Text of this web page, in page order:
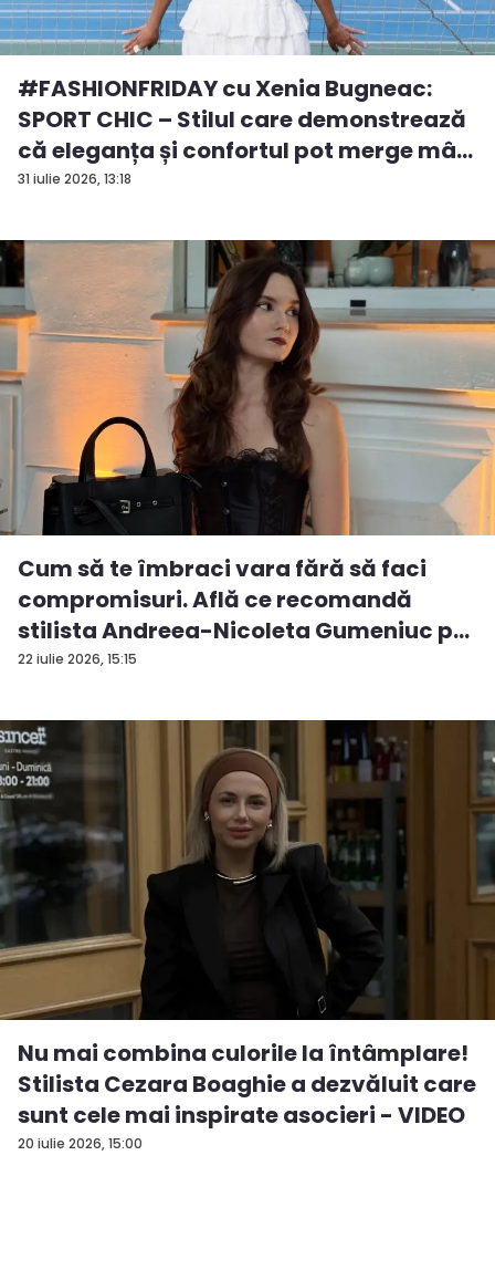
31 iulie 2026, 13:18
#FASHIONFRIDAY cu Xenia Bugneac:
SPORT CHIC – Stilul care demonstrează
că eleganța și confortul pot merge mâ...
22 iulie 2026, 15:15
Cum să te îmbraci vara fără să faci
compromisuri. Află ce recomandă
stilista Andreea-Nicoleta Gumeniuc p...
20 iulie 2026, 15:00
Nu mai combina culorile la întâmplare!
Stilista Cezara Boaghie a dezvăluit care
sunt cele mai inspirate asocieri - VIDEO